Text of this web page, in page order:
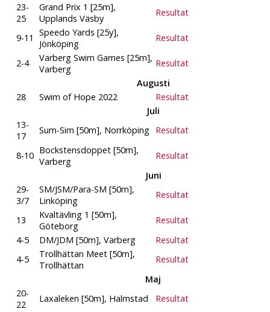
23-
25
Grand Prix 1 [25m],
Upplands Väsby
Resultat
9-11
Speedo Yards [25y],
Jönköping
Resultat
2-4
Varberg Swim Games [25m],
Varberg
Resultat
Augusti
28
Swim of Hope 2022
Resultat
Juli
13-
17
Sum-Sim [50m], Norrköping Resultat
8-10 Bockstensdoppet [50m],
Varberg
Resultat
Juni
29-
3/7
SM/JSM/Para-SM [50m],
Linköping
Resultat
13
Kvaltävling 1 [50m],
Göteborg
Resultat
4-5
DM/JDM [50m], Varberg
Resultat
4-5
Trollhättan Meet [50m],
Trollhättan
Resultat
Maj
20-
22
Laxaleken [50m], Halmstad Resultat